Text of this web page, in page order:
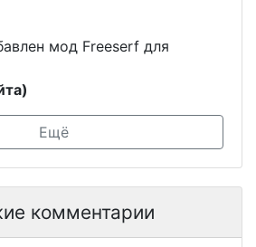
мод Freeserf для
Ещё
комментарии